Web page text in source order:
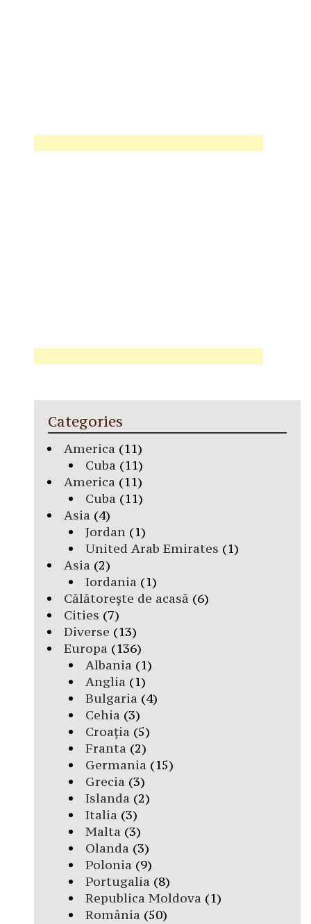
Categories
America (11)
Cuba (11)
America (11)
Cuba (11)
Asia (4)
Jordan(1)
United Arab Emirates (1)
Asia (2)
Iordania (1)
Călătorește de acasă (6)
Cities (7)
Diverse (13)
Europa (136)
Albania (1)
Anglia (1)
Bulgaria (4)
Cehia (3)
Croația (5)
Franta (2)
Germania (15)
Grecia (3)
Islanda (2)
Italia (3)
Malta (3)
Olanda (3)
Polonia (9)
Portugalia (8)
Republica Moldova (1)
România (50)